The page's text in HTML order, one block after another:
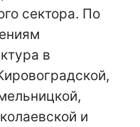
сектора. По
в
и